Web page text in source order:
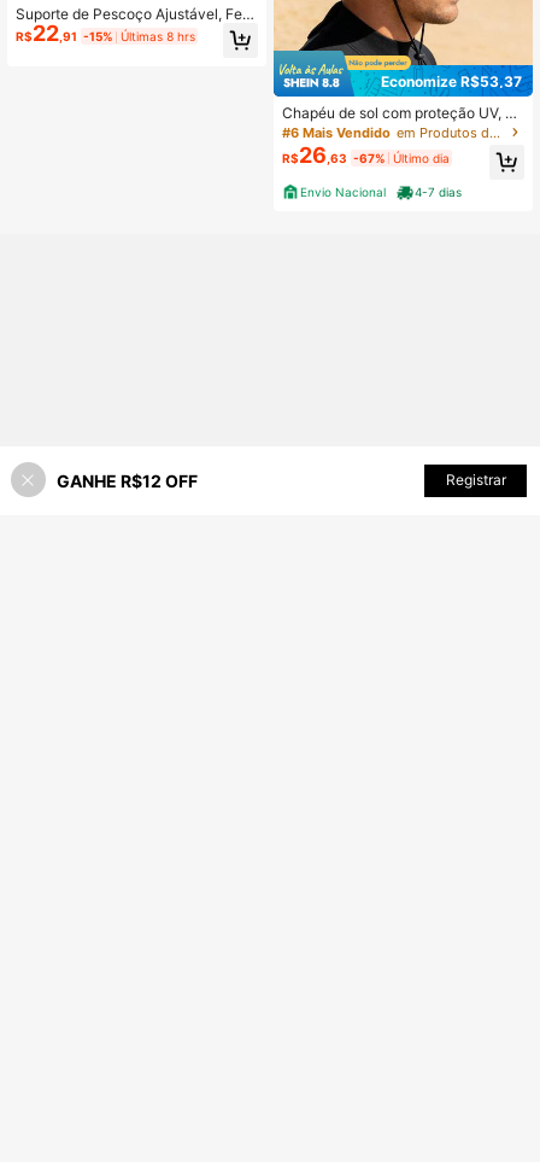
Suporte de Pescoço Ajustável, Feit
o de Espuma Macia, Adequado para
Casa, Escola, Escritório, Viagem e S
R$22 ,91 -15% Últimas 8 hrs
Economize R$53,37
Chapéu de sol com proteção UV, ch
apéu de praia estilo bucket, unisse
x, chapéu de aba larga para selva, i
deal para proteção durante atividad
#6 Mais Vendido em Produtos de proteção solar para o verão Equipam
R$26 ,63 -67% Último dia
Envio Nacional 4-7 dias
5% OFF! ADICIONAR AO CARRINHO
GANHE R$12 OFF Registrar